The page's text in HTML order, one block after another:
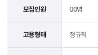
모집인원 00명
고용형태 정규직